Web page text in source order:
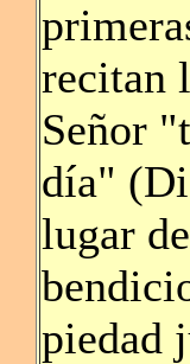
recitan
Señor
día"
lugar
piedad